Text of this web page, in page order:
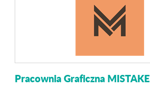
Pracownia Graficzna MISTAKE